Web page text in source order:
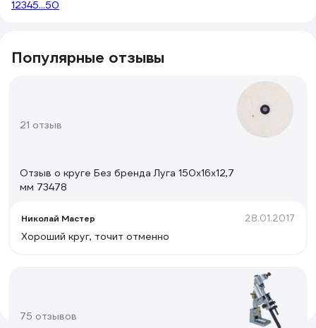
12345...50
Популярные отзывы
21 отзыв
Отзыв о круге Без бренда Луга 150х16х12,7
мм 73478
Николай Мастер 28.01.2017
Хороший круг, точит отменно
75 отзывов